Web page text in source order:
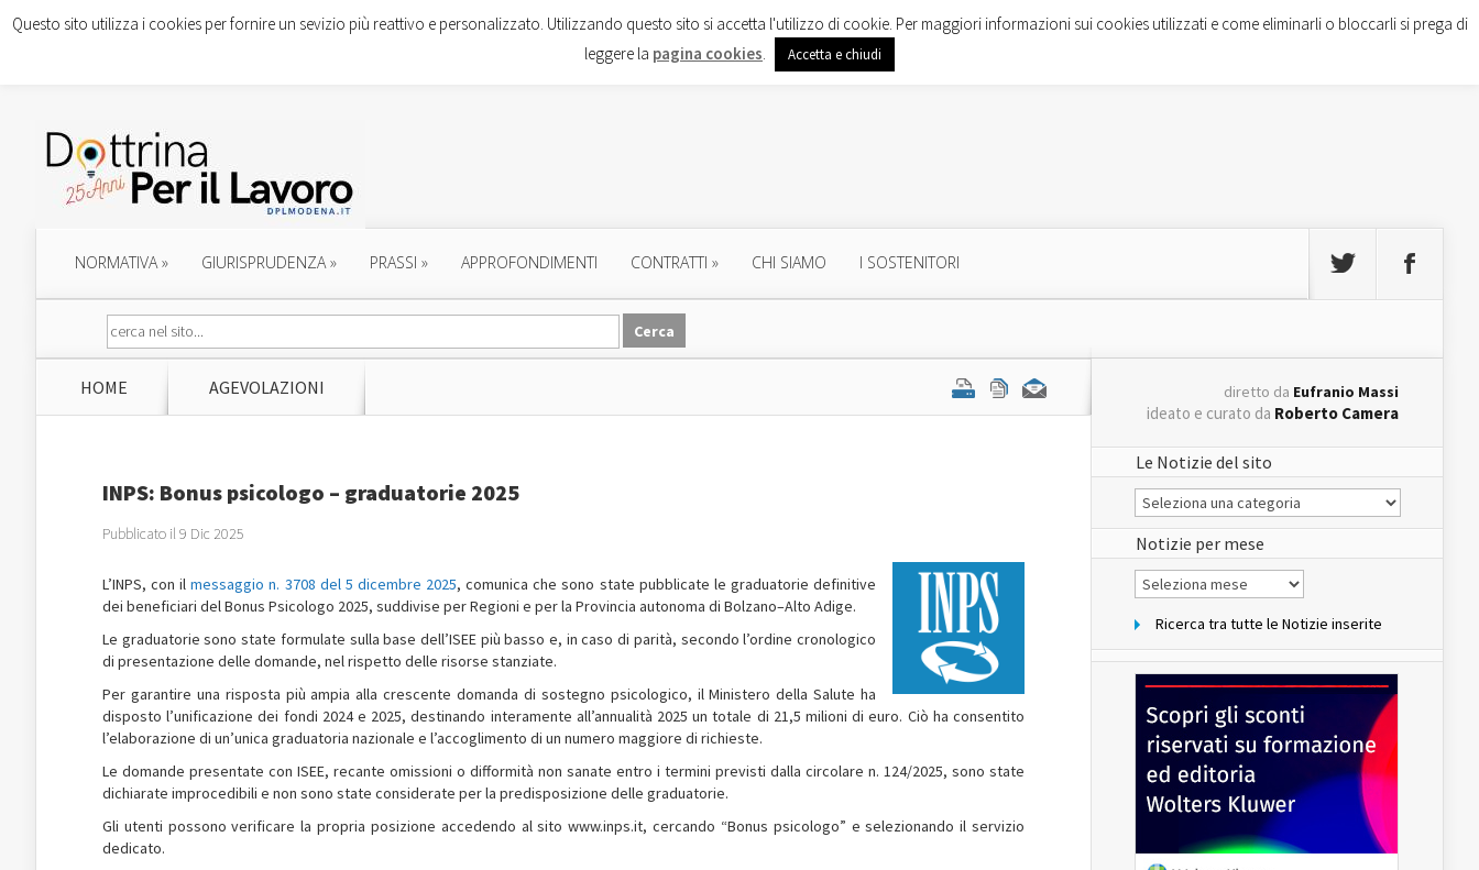
NORMATIVA» GIURISPRUDENZA» PRASSI » APPROFONDIMENTI CONTRATTI » CHI SIAMO I SOSTENITORI
HOME AGEVOLAZIONI
INPS: Bonus psicologo – graduatorie 2025
Pubblicato il 9 Dic 2025
L’INPS, con ilmessaggio n. 3708 del 5 dicembre 2025, comunica che sono state pubblicate le graduatorie definitive
dei beneficiari del Bonus Psicologo 2025, suddivise per Regioni e per la Provincia autonoma di Bolzano–Alto Adige.
Le graduatorie sono state formulate sulla base dell’ISEE più basso e, in caso di parità, secondo l’ordine cronologico
di presentazione delle domande, nel rispetto delle risorse stanziate.
Per garantire una risposta più ampia alla crescente domanda di sostegno psicologico, il Ministero della Salute ha
disposto l’unificazione dei fondi 2024 e 2025, destinando interamente all’annualità 2025 un totale di 21,5 milioni di euro. Ciò ha consentito
l’elaborazione di un’unica graduatoria nazionale e l’accoglimento di un numero maggiore di richieste.
Le domande presentate con ISEE, recante omissioni o difformità non sanate entro i termini previsti dalla circolare n. 124/2025, sono state
dichiarate improcedibili e non sono state considerate per la predisposizione delle graduatorie.
Gli utenti possono verificare la propria posizione accedendo al sito www.inps.it, cercando “Bonus psicologo” e selezionando il servizio
dedicato.
diretto da Eufranio Massi
ideato e curato da Roberto Camera
Le Notizie del sito
Le
Notizie
del
sito
Notizie per mese
Notizie
per
Ricerca tra tutte le Notizie inserite
Questo sito utilizza i cookies per fornire un sevizio più reattivo e personalizzato. Utilizzando questo sito si accetta l'utilizzo di cookie. Per maggiori informazioni sui cookies utilizzati e come eliminarli o bloccarli si prega di
leggere la pagina cookies. Accetta e chiudi